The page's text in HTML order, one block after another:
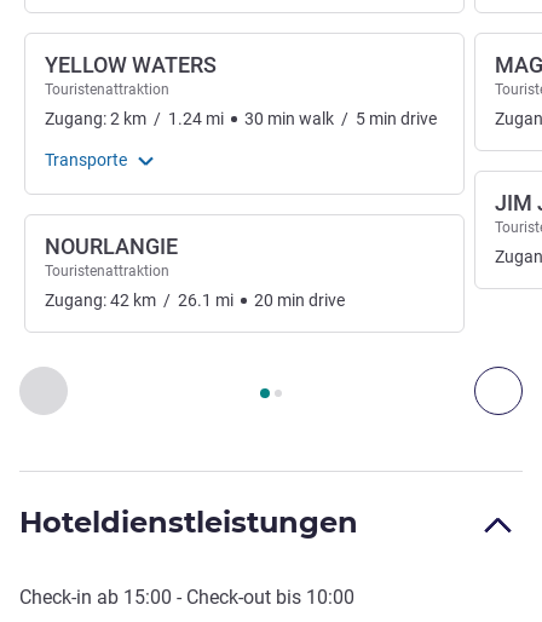
Zurück - Kunst, Kultur und Unterhaltung
Seite1 , Kunst, Kultur und Unterhaltung 1 :, Kunst,
YELLOW WATERS
Touristenattraktion
Zugang:2 km / 1.24 mi 30 min walk / 5 min drive
Transporte
NOURLANGIE
Touristenattraktion
Zugang:42 km / 26.1 mi 20 min drive
JIM
Hoteldienstleistungen
Check-in ab 15:00 - Check-out bis 10:00